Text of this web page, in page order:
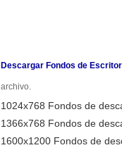
Descargar Fondos de
archivo.
1024x768 Fondos de
1366x768 Fondos de
1600x1200 Fondos de